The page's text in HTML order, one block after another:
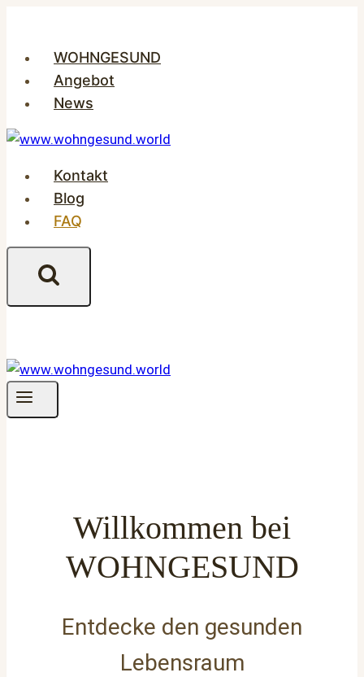
springenWOHNGESUND
Angebot
News
Kontakt
Blog
FAQ
Willkommen bei
WOHNGESUND
Entdecke den gesunden
Lebensraum